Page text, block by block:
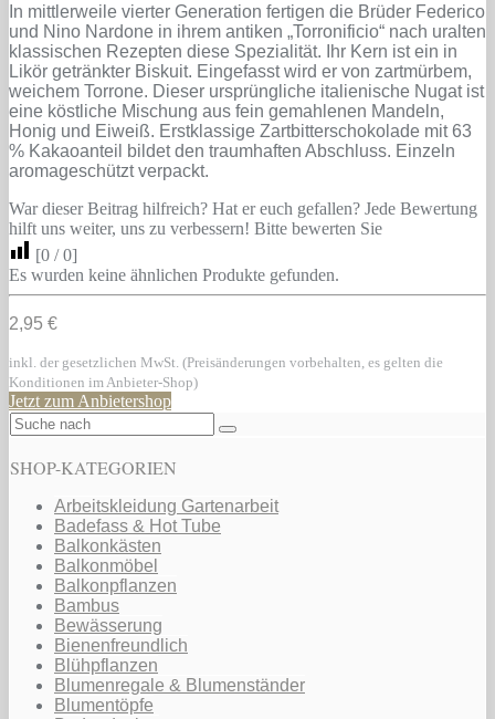
In mittlerweile vierter Generation fertigen die Brüder Federico
und Nino Nardone in ihrem antiken „Torronificio“ nach uralten
klassischen Rezepten diese Spezialität. Ihr Kern ist ein in
Likör getränkter Biskuit. Eingefasst wird er von zartmürbem,
weichem Torrone. Dieser ursprüngliche italienische Nugat ist
eine köstliche Mischung aus fein gemahlenen Mandeln,
Honig und Eiweiß. Erstklassige Zartbitterschokolade mit 63
% Kakaoanteil bildet den traumhaften Abschluss. Einzeln
aromageschützt verpackt.
War dieser Beitrag hilfreich? Hat er euch gefallen? Jede Bewertung
hilft uns weiter, uns zu verbessern! Bitte bewerten Sie
[0 /0]
Es wurden keine ähnlichen Produkte gefunden.
2,95 €
inkl. der gesetzlichen MwSt. (Preisänderungen vorbehalten, es gelten die
Konditionen im Anbieter-Shop)
Jetzt zum Anbietershop
SHOP-KATEGORIEN
Arbeitskleidung Gartenarbeit
Badefass & Hot Tube
Balkonkästen
Balkonmöbel
Balkonpflanzen
Bambus
Bewässerung
Bienenfreundlich
Blühpflanzen
Blumenregale & Blumenständer
Blumentöpfe